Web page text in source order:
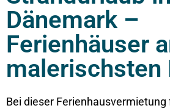
Dänemark –
Ferienhäuser
malerischsten
Bei dieser Ferienhausvermietung